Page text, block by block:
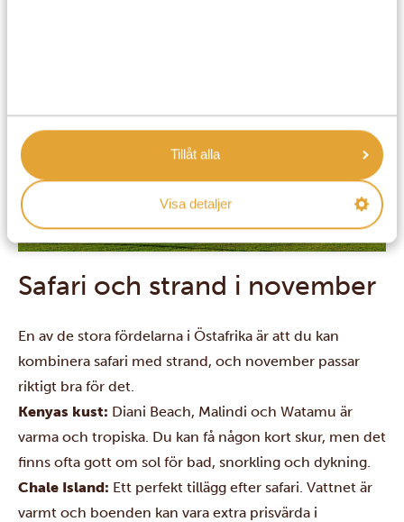
Tillåt alla
Visa detaljer
Safari och strand i november
En av de stora fördelarna i Östafrika är att du kan
kombinera safari med strand, och november passar
riktigt bra för det.
Kenyas kust: Diani Beach, Malindi och Watamu är
varma och tropiska. Du kan få någon kort skur, men det
finns ofta gott om sol för bad, snorkling och dykning.
Chale Island: Ett perfekt tillägg efter safari. Vattnet är
varmt och boenden kan vara extra prisvärda i